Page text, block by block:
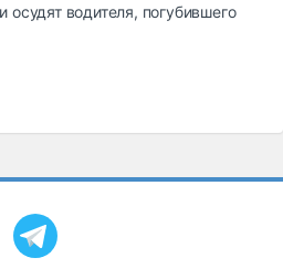
осудят водителя, погубившего